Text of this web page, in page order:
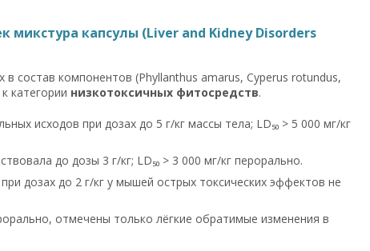
микстура капсулы (Liver and Kidney Disorders
состав компонентов (Phyllanthus amarus, Cyperus rotundus,
категории низкотоксичных фитосредств.
исходов при дозах до 5 г/кг массы тела; LD₅₀ > 5 000 мг/кг
до дозы 3 г/кг; LD₅₀ > 3 000 мг/кг перорально.
дозах до 2 г/кг у мышей острых токсических эффектов не
отмечены только лёгкие обратимые изменения в